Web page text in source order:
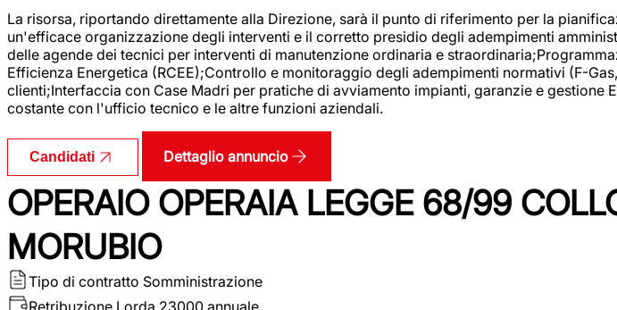
La risorsa, riportando direttamente alla Direzione, sarà il punto di riferimento per la
un'efficace organizzazione degli interventi e il corretto presidio degli adempimenti
delle agende dei tecnici per interventi di manutenzione ordinaria e
Efficienza Energetica (RCEE);Controllo e monitoraggio degli adempimenti normativi (F-
clienti;Interfaccia con Case Madri per pratiche di avviamento impianti, garanzie e
costante con l'ufficio tecnico e le altre funzioni aziendali.
Candidati Dettaglio annuncio
OPERAIO OPERAIA LEGGE 68/99
MORUBIO
Tipo di contratto Somministrazione
Retribuzione Lorda 23000 annuale